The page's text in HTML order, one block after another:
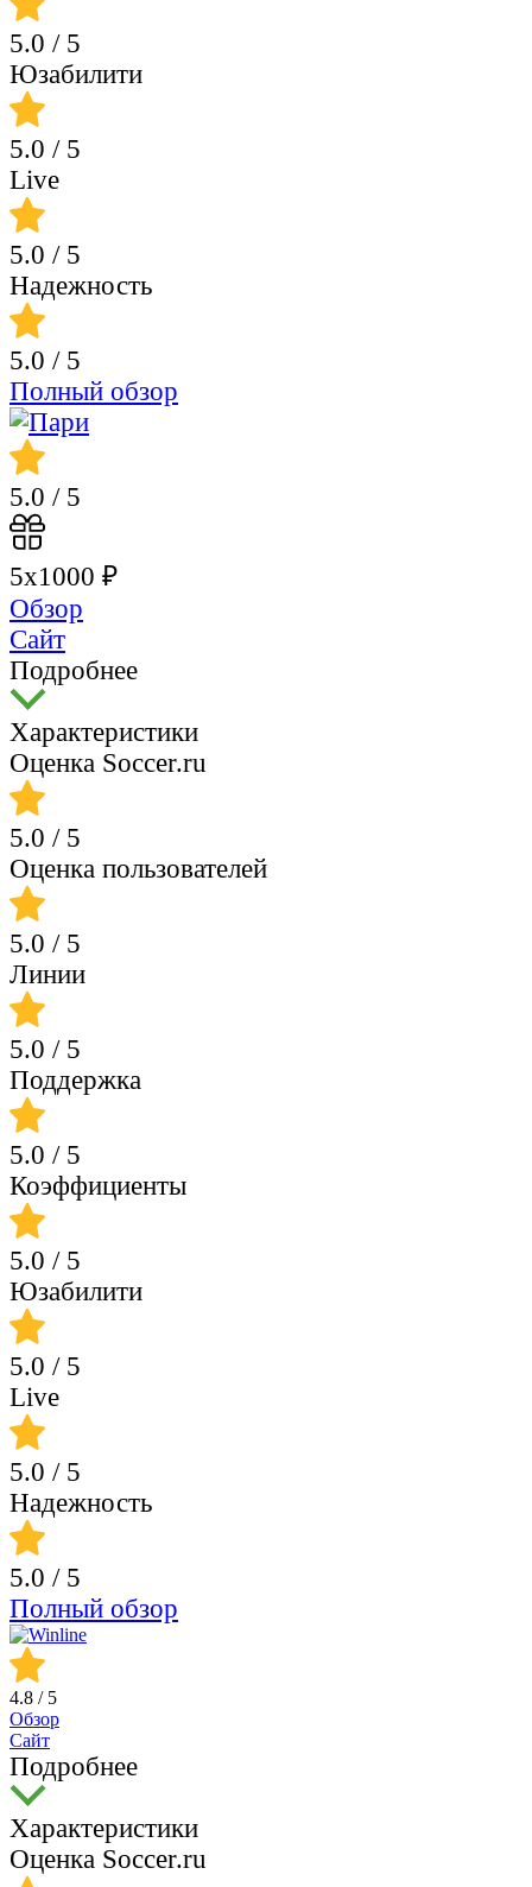
5.0 / 5
Юзабилити
5.0 / 5
Live
5.0 / 5
Надежность
5.0 / 5
Полный обзор
5.0 / 5
5х1000 ₽
Обзор
Сайт
Подробнее
Характеристики
Оценка Soccer.ru
5.0 / 5
Оценка пользователей
5.0 / 5
Линии
5.0 / 5
Поддержка
5.0 / 5
Коэффициенты
5.0 / 5
Юзабилити
5.0 / 5
Live
5.0 / 5
Надежность
5.0 / 5
Полный обзор
4.8 / 5
Обзор
Сайт
Подробнее
Характеристики
Оценка Soccer.ru